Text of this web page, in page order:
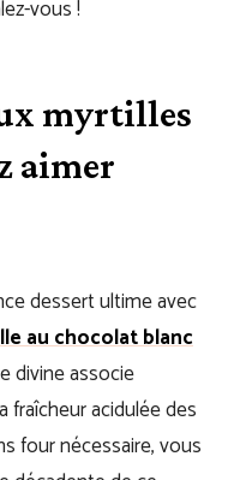
vous !
myrtilles
aimer
dessert ultime avec
au chocolat blanc
divine associe
fraîcheur acidulée des
four nécessaire, vous